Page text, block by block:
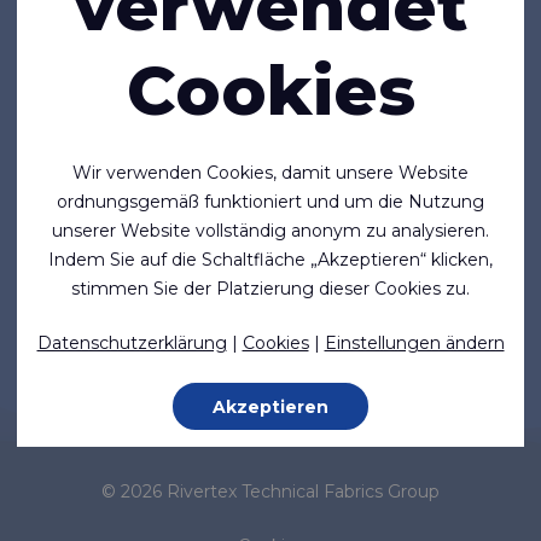
Industrie
Haben Sie weitere Fragen?
Kontaktieren Sie uns:
Büro NL: +31 (0)345 533886
sales@rivertex.nl
Büro UK:
+44 (0)1480 356895 sales@rivertex.co.uk
Folgen Sie uns
© 2026 Rivertex Technical Fabrics Group
Cookies
Wir verwenden Cookies, damit unsere Website
ordnungsgemäß funktioniert und um die Nutzung
unserer Website vollständig anonym zu analysieren.
Indem Sie auf die Schaltfläche „Akzeptieren“ klicken,
stimmen Sie der Platzierung dieser Cookies zu.
Datenschutzerklärung | Cookies| Einstellungen ändern
Akzeptieren